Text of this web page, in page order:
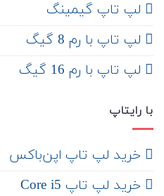
لپ تاپ گیمینگ
لپ تاپ با رم 8 گیگ
لپ تاپ با رم 16 گیگ
با رایتاپ
‌ خرید لپ تاپ اپن‌باکس
خرید لپ تاپ Core i5